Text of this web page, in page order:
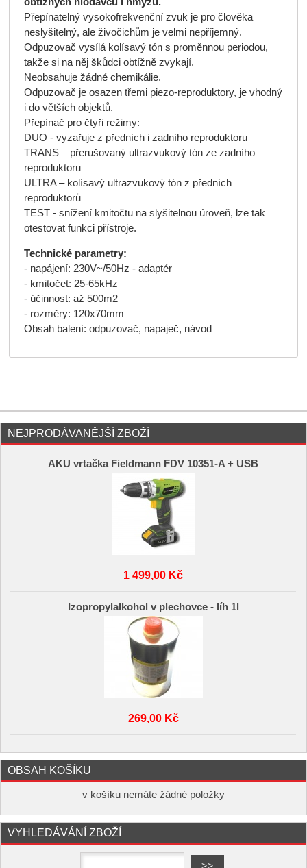
Přepínatelný vysokofrekvenční zvuk je pro člověka
neslyšitelný, ale živočichům je velmi nepříjemný.
Odpuzovač vysílá kolísavý tón s proměnnou periodou,
takže si na něj škůdci obtížně zvykají.
Neobsahuje žádné chemikálie.
Odpuzovač je osazen třemi piezo-reproduktory, je vhodný
i do větších objektů.
Přepínač pro čtyři režimy:
DUO - vyzařuje z předních i zadního reproduktoru
TRANS – přerušovaný ultrazvukový tón ze zadního
reproduktoru
ULTRA – kolísavý ultrazvukový tón z předních
reproduktorů
TEST - snížení kmitočtu na slyšitelnou úroveň, lze tak
otestovat funkci přístroje.
Technické parametry:
- napájení: 230V~/50Hz - adaptér
- kmitočet: 25-65kHz
- účinnost: až 500m2
- rozměry: 120x70mm
Obsah balení: odpuzovač, napaječ, návod
NEJPRODÁVANĚJŠÍ ZBOŽÍ
AKU vrtačka Fieldmann FDV 10351-A + USB
1 499,00 Kč
Izopropylalkohol v plechovce - líh 1l
269,00 Kč
OBSAH KOŠÍKU
v košíku nemáte žádné položky
VYHLEDÁVÁNÍ ZBOŽÍ